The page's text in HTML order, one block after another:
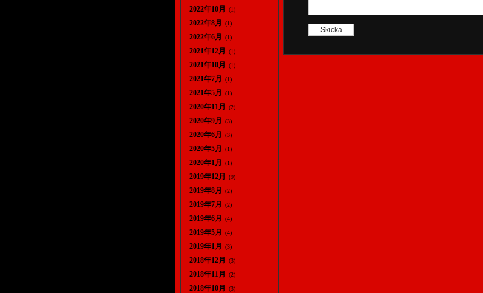
2022年10月 (1)
2022年8月 (1)
2022年6月 (1)
2021年12月 (1)
2021年10月 (1)
2021年7月 (1)
2021年5月 (1)
2020年11月 (2)
2020年9月 (3)
2020年6月 (3)
2020年5月 (1)
2020年1月 (1)
2019年12月 (9)
2019年8月 (2)
2019年7月 (2)
2019年6月 (4)
2019年5月 (4)
2019年1月 (3)
2018年12月 (3)
2018年11月 (2)
2018年10月 (3)